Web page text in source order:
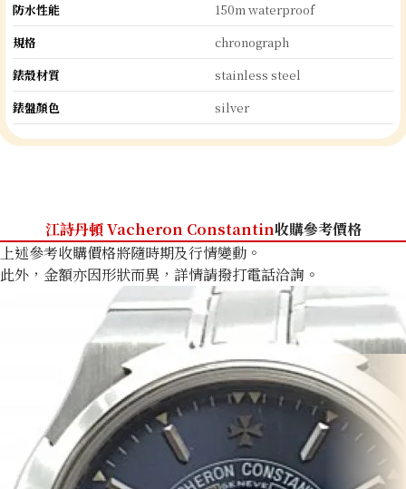
防水性能
150m waterproof
規格
chronograph
錶殼材質
stainless steel
錶盤顏色
silver
江詩丹頓 Vacheron Constantin收購參考價格
上述參考收購價格將隨時期及行情變動。
此外，金額亦因形狀而異，詳情請撥打電話洽詢。